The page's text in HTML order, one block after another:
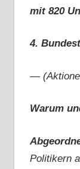
mit 820
4.
—
Warum
Politikern